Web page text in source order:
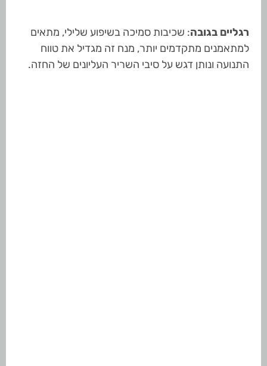
רגליים בגובה: שכיבות סמיכה בשיפוע שלילי, מתאים
למתאמנים מתקדמים יותר, מנח זה מגדיל את טווח
התנועה ונותן דגש על סיבי השריר העליונים של החזה.